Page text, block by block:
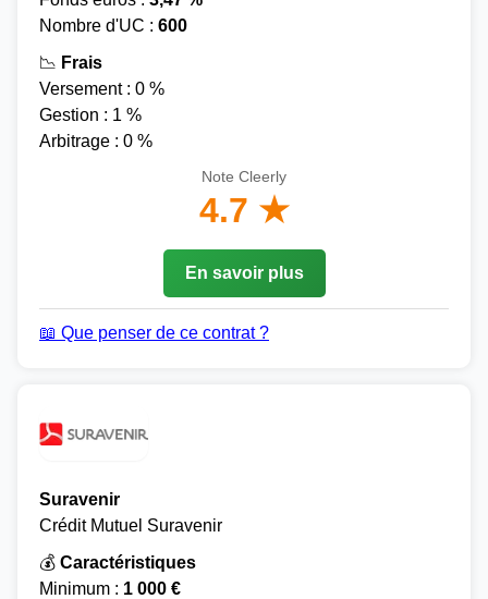
Nombre d'UC : 600
📉 Frais
Versement : 0 %
Gestion : 1 %
Arbitrage : 0 %
Note Cleerly
4.7 ★
En savoir plus
📖 Que penser de ce contrat ?
Suravenir
Crédit Mutuel Suravenir
💰 Caractéristiques
Minimum : 1 000 €